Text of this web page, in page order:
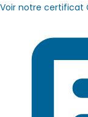
Voir notre certificat